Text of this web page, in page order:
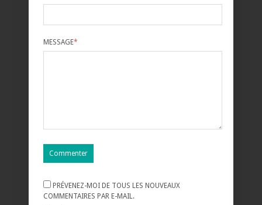
MESSAGE*
PRÉVENEZ-MOI DE TOUS LES NOUVEAUX
COMMENTAIRES PAR E-MAIL.